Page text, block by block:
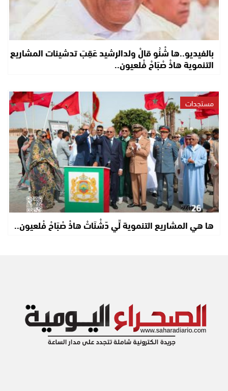
بالفيديو..ها شْنُو قالْ ولدالرشيد عَقِبَ تدشينات المشاريع
التنموية هاذْ صْبَاحْ فْلعيون..
مستجدات
ها هي المشاريع التنموية لِّي دّشْنَاتْ هاذْ صْبَاحْ فْلعيون..